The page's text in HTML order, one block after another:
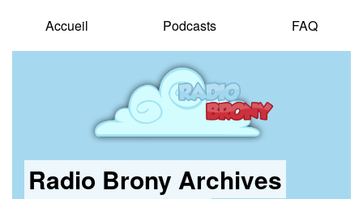
Accueil Podcasts FAQ
Radio Brony Archives